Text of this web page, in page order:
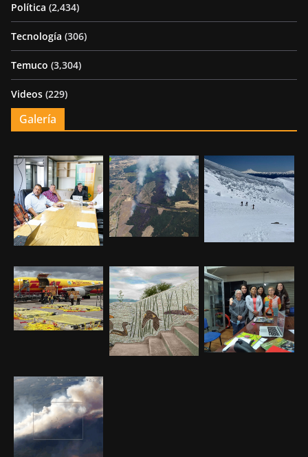
Política (2,434)
Tecnología (306)
Temuco (3,304)
Videos (229)
Galería